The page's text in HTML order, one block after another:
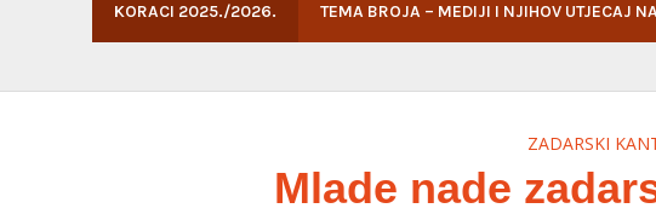
KORACI 2025./2026. TEMA BROJA – MEDIJI I NJIHOV UTJECAJ
ZADARSKI
Mlade nade